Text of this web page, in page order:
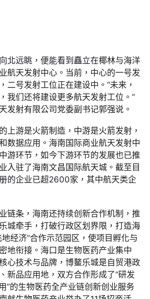
北远眺，便能看到矗立在椰林与海洋
航天发射中心。当前，中心的一号发
二号发射工位正在建设中。“未来，
我们还将建设更多航天发射工位。”
发射有限公司党委副书记郭强说。
上游是火箭制造，中游是火箭发射，
数据应用。海南国际商业航天发射中
游环节，如今下游环节的发展也已推
入驻了海南文昌国际航天城。截至目
的企业已超2600家，其中航天类企
链条，海南还持续创新合作机制，推
城牵手，打破行政区划界限，打造海
经济”合作示范园区，使项目孵化与
地衔接。海口是生物医药产业集中
心技术与品牌，博鳌乐城是自贸港政
新品应用地，双方合作形成了“研发
”的生物医药全产业链创新创业服务